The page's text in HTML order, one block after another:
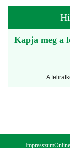
Kapja meg a
A
Impresszum